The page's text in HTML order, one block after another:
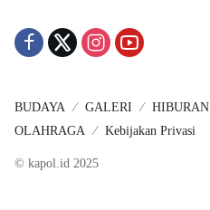
BUDAYA GALERI HIBURAN
OLAHRAGA
Kebijakan Privasi
© kapol.id 2025